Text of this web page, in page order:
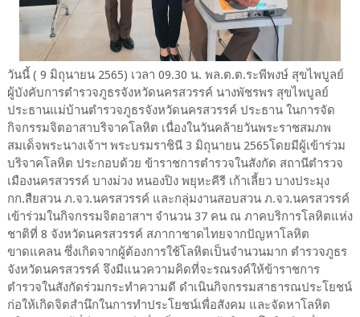
วันนี้ ( 9 มิถุนายน​ 2565) เวลา 09.30 น. พล.ต.ต.ระพี​พงษ์​ สุข​ไพบูลย์​
ผู้​บังคับการ​ตำรวจภูธร​จังหวัด​นครสวรรค์​ นางพัชร​พร​ สุข​ไพบูลย์​
ประธานแม่บ้านตำรวจภูธรจังหวัดนครสวรรค์ ประธาน ในการจัด
กิจกรรมจิตอาสาบริจาคโลหิต เนื่องในวันคล้ายวันพระราชสมภพ
สมเด็จ​พระนางเจ้า​ฯ​ พระ​บรม​ราชินี​ 3 มิถุนายน​ 2565​โดยมีผู้เข้าร่วม
บริจาคโลหิต ประกอบด้วย ข้าราชการตำรวจในสังกัด สถานีตำรวจ
เมืองนครสวรรค์ บางม่วง หนองปิง พยุหะคีรี​ เก้าเลี้ยว บางประมุง
กก.สืยสวน ภ.จว.นครสวรรค์​ และกลุ่มงานสอบสวน ภ.จว.นครสวรรค์​
เข้าร่วมในกิจกรรมจิตอาสาฯ จำนวน 37 คน ณ ภาคบริการโลหิตแห่ง
ชาติที่ 8 จังหวัดนครสวรรค์ สภากาชาดไทยจากปัญหาโลหิต
ขาดแคลน ซึ่งเกิดจากผู้ต้องการใช้โลหิตเป็นจำนวนมาก ตำรวจภูธร
จังหวัดนครสวรรค์ จึงมีแนวความคิดที่จะรณรงค์ให้ข้าราชการ
ตำรวจในสังกัดร่วมกระทำความดี ดำเนินกิจกรรมสาธารณประโยชน์
ก่อให้เกิดจิตสำนึกในการทำประโยชน์เพื่อสังคม และจัดหาโลหิต